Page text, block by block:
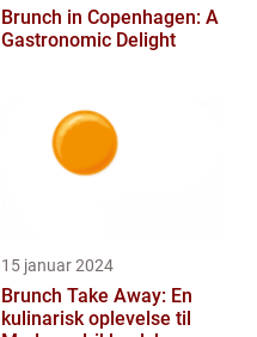
Brunch in Copenhagen: A
Gastronomic Delight
15 januar 2024
Brunch Take Away: En
kulinarisk oplevelse til